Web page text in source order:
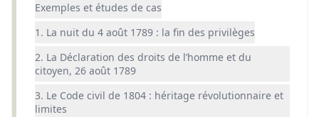
Exemples et études de cas
1. La nuit du 4 août 1789 : la fin des privilèges
2. La Déclaration des droits de l’homme et du
citoyen, 26 août 1789
3. Le Code civil de 1804 : héritage révolutionnaire et
limites